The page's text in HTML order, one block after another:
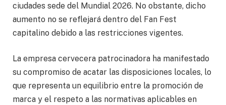
ciudades sede del Mundial 2026. No obstante, dicho
aumento no se reflejará dentro del Fan Fest
capitalino debido a las restricciones vigentes.
La empresa cervecera patrocinadora ha manifestado
su compromiso de acatar las disposiciones locales, lo
que representa un equilibrio entre la promoción de
marca y el respeto a las normativas aplicables en